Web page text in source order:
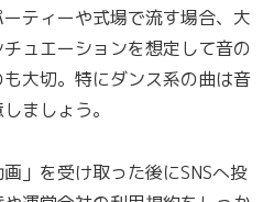
ティーや式場で流す場合、大
ュエーションを想定して音の
大切。特にダンス系の曲は音
ましょう。
」を受け取った後にSNSへ投